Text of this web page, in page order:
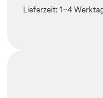
Lieferzeit:1-4